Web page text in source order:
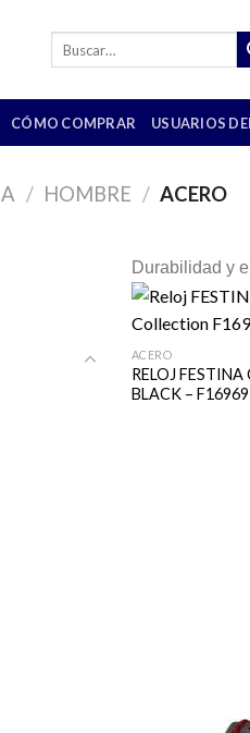
CÓMO COMPRAR USUARIOS
/ HOMBRE / ACERO
Durabilidad y
ACERO
RELOJ
BLACK –